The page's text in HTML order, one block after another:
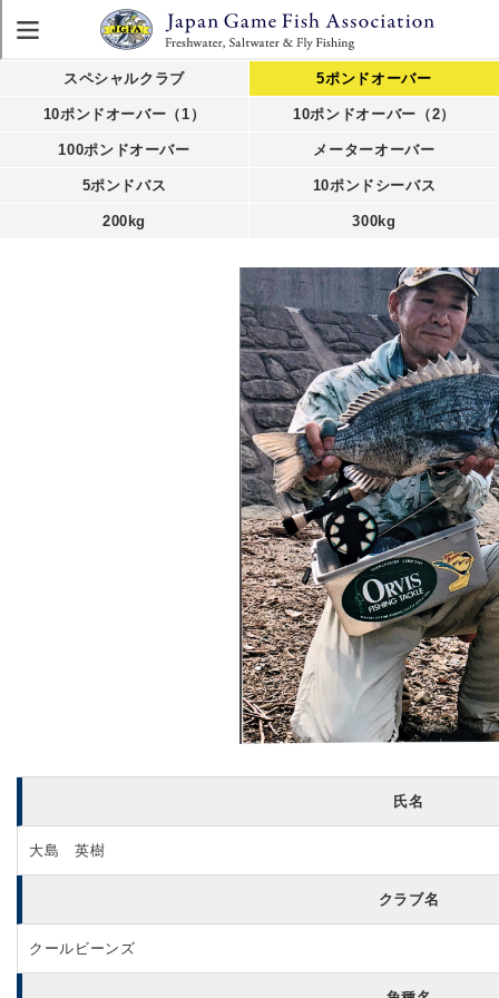
スペシャルクラブ 5ポンドオーバー
10ポンドオーバー（1） 10ポンドオーバー（2）
100ポンドオーバー メーターオーバー
5ポンドバス 10ポンドシーバス
200kg 300kg
氏名
大島 英樹
クラブ名
クールビーンズ